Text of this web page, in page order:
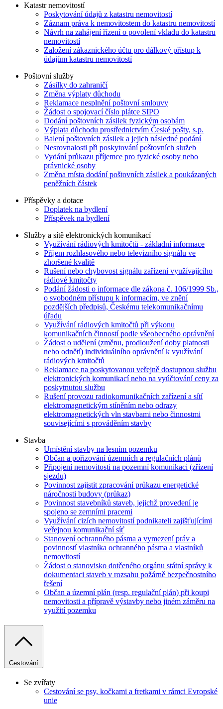
Katastr nemovitostí
Poskytování údajů z katastru nemovitostí
Záznam práva k nemovitostem do katastru nemovitostí
Návrh na zahájení řízení o povolení vkladu do katastru
nemovitostí
Založení zákaznického účtu pro dálkový přístup k
údajům katastru nemovitostí
Poštovní služby
Zásilky do zahraničí
Změna výplaty důchodu
Reklamace nesplnění poštovní smlouvy
Žádost o spojovací číslo plátce SIPO
Dodání poštovních zásilek fyzickým osobám
Výplata důchodu prostřednictvím České pošty, s.p.
Balení poštovních zásilek a jejich následné podání
Nesrovnalosti při poskytování poštovních služeb
Vydání průkazu příjemce pro fyzické osoby nebo
právnické osoby
Změna místa dodání poštovních zásilek a poukázaných
peněžních částek
Příspěvky a dotace
Doplatek na bydlení
Příspěvek na bydlení
Služby a sítě elektronických komunikací
Využívání rádiových kmitočtů - základní informace
Příjem rozhlasového nebo televizního signálu ve
zhoršené kvalitě
Rušení nebo chybovost signálu zařízení využívajícího
rádiové kmitočty
Podání žádosti o informace dle zákona č. 106/1999 Sb.,
o svobodném přístupu k informacím, ve znění
pozdějších předpisů, Českému telekomunikačnímu
úřadu
Využívání rádiových kmitočtů při výkonu
komunikačních činností podle všeobecného oprávnění
Žádost o udělení (změnu, prodloužení doby platnosti
nebo odnětí) individuálního oprávnění k využívání
rádiových kmitočtů
Reklamace na poskytovanou veřejně dostupnou službu
elektronických komunikací nebo na vyúčtování ceny za
poskytnutou službu
Rušení provozu radiokomunikačních zařízení a sítí
elektromagnetickým stíněním nebo odrazy
elektromagnetických vln stavbami nebo činnostmi
souvisejícími s prováděním stavby
Stavba
Umístění stavby na lesním pozemku
Občan a pořizování územních a regulačních plánů
Připojení nemovitosti na pozemní komunikaci (zřízení
sjezdu)
Povinnost zajistit zpracování průkazu energetické
náročnosti budovy (průkaz)
Povinnost stavebníků staveb, jejichž provedení je
spojeno se zemními pracemi
Využívání cizích nemovitostí podnikateli zajišťujícími
veřejnou komunikační síť
Stanovení ochranného pásma a vymezení práv a
povinností vlastníka ochranného pásma a vlastníků
nemovitostí
Žádost o stanovisko dotčeného orgánu státní správy k
dokumentaci staveb v rozsahu požárně bezpečnostního
řešení
Občan a územní plán (resp. regulační plán) při koupi
nemovitosti a přípravě výstavby nebo jiném záměru na
využití pozemku
Cestování
Se zvířaty
Cestování se psy, kočkami a fretkami v rámci Evropské
unie